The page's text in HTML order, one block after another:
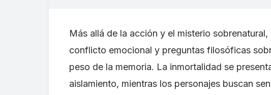
Más allá de la acción y el misterio
conflicto emocional y preguntas filosóficas
peso de la memoria. La inmortalidad se
aislamiento, mientras los personajes buscan